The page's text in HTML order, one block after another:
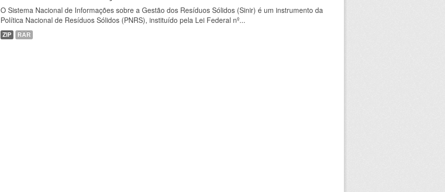
O Sistema Nacional de Informações sobre a Gestão dos Resíduos Sólidos (Sinir) é um instrumento da
Política Nacional de Resíduos Sólidos (PNRS), instituído pela Lei Federal nº...
ZIP RAR